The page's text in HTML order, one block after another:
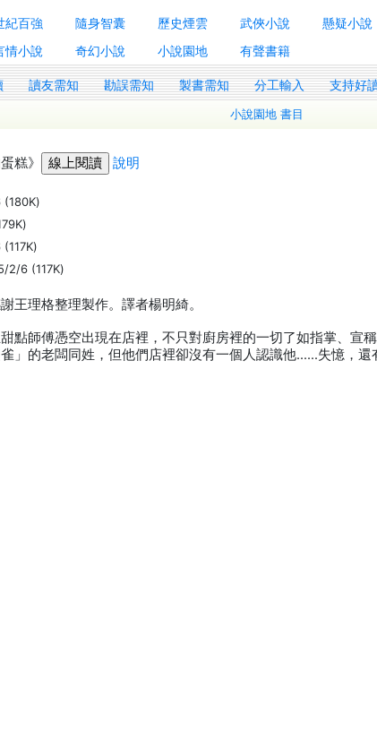
紀百強 隨身智囊 歷史煙雲 武俠小說
懸疑小說
情小說
奇幻小說 小說園地 有聲書籍
讀友需知 勘誤需知 製書需知 分工輸入 支持好
小說園地 書目
糕》 說明
2/6 (117K)
王理格整理製作。譯者楊明綺。
點師傅憑空出現在店裡，不只對廚房裡的一切了如指掌、宣
」的老闆同姓，但他們店裡卻沒有一個人認識他……失憶，還